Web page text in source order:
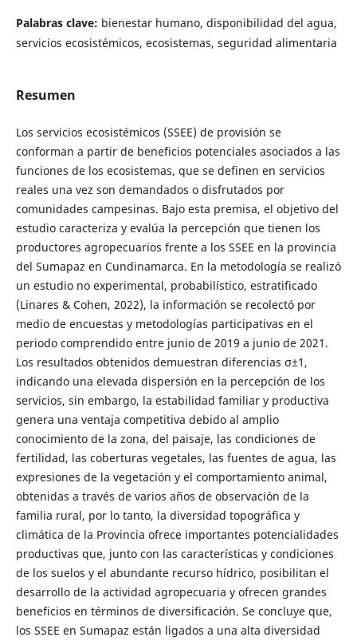
Palabras clave: bienestar humano, disponibilidad del agua,
servicios ecosistémicos, ecosistemas, seguridad alimentaria
Resumen
Los servicios ecosistémicos (SSEE) de provisión se
conforman a partir de beneficios potenciales asociados a las
funciones de los ecosistemas, que se definen en servicios
reales una vez son demandados o disfrutados por
comunidades campesinas. Bajo esta premisa, el objetivo del
estudio caracteriza y evalúa la percepción que tienen los
productores agropecuarios frente a los SSEE en la provincia
del Sumapaz en Cundinamarca. En la metodología se realizó
un estudio no experimental, probabilístico, estratificado
(Linares & Cohen, 2022), la información se recolectó por
medio de encuestas y metodologías participativas en el
periodo comprendido entre junio de 2019 a junio de 2021.
Los resultados obtenidos demuestran diferencias σ±1,
indicando una elevada dispersión en la percepción de los
servicios, sin embargo, la estabilidad familiar y productiva
genera una ventaja competitiva debido al amplio
conocimiento de la zona, del paisaje, las condiciones de
fertilidad, las coberturas vegetales, las fuentes de agua, las
expresiones de la vegetación y el comportamiento animal,
obtenidas a través de varios años de observación de la
familia rural, por lo tanto, la diversidad topográfica y
climática de la Provincia ofrece importantes potencialidades
productivas que, junto con las características y condiciones
de los suelos y el abundante recurso hídrico, posibilitan el
desarrollo de la actividad agropecuaria y ofrecen grandes
beneficios en términos de diversificación. Se concluye que,
los SSEE en Sumapaz están ligados a una alta diversidad